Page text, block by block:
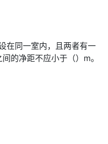
在同一室内，且两者有一
的净距不应小于（）m。